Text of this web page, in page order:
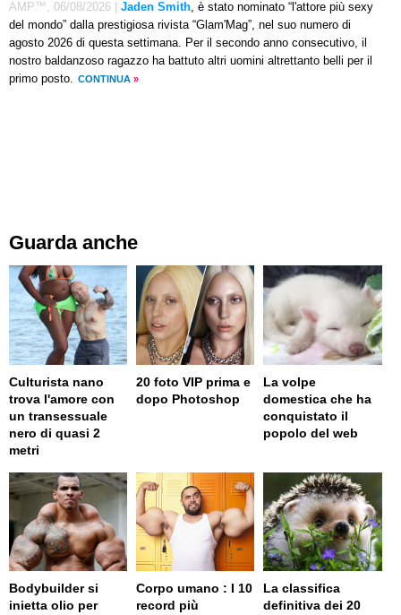
AMP™, 06/08/2026 Jaden Smith, è stato nominato “l'attore più sexy
del mondo” dalla prestigiosa rivista “Glam'Mag”, nel suo numero di
agosto 2026 di questa settimana. Per il secondo anno consecutivo, il
nostro baldanzoso ragazzo ha battuto altri uomini altrettanto belli per il
primo posto. CONTINUA »
Guarda anche
Culturista nano
trova l'amore con
un transessuale
nero di quasi 2
metri
20 foto VIP prima e
dopo Photoshop
La volpe
domestica che ha
conquistato il
popolo del web
Bodybuilder si
inietta olio per
Corpo umano : I 10
record più
La classifica
definitiva dei 20